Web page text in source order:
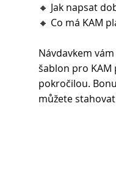
🔸 Jak napsat
🔸 Co má KAM
Návdavkem
šablon pro KAM
pokročilou.
můžete